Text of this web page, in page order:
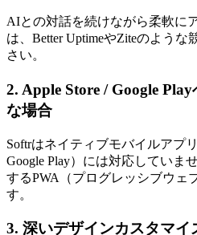
AIとの対話を続けながら柔軟に
は、Better UptimeやZiteのよう
さい。
2. Apple Store / Google
な場合
Softrはネイティブモバイルアプ
Google Play）には対応していま
するPWA（プログレッシブウェ
す。
3. 深いデザインカスタマイ